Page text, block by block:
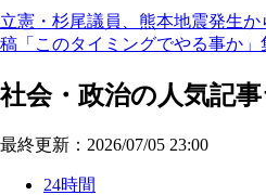
立憲・杉尾議員、熊本地震発生
稿「このタイミングでやる事か」
社会・政治の人気記
最終更新：2026/07/05 23:00
24時間